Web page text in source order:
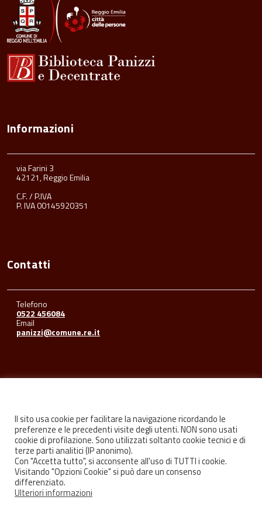
Informazioni
via Farini 3
42121, Reggio Emilia
C.F. / P.IVA
P. IVA 00145920351
Contatti
Telefono
0522 456084
Email
panizzi@comune.re.it
FacebookYoutubeInstagram
Il sito usa cookie per facilitare la navigazione ricordando le
preferenze e le precedenti visite degli utenti. NON sono usati
cookie di profilazione. Sono utilizzati soltanto cookie tecnici e di
terze parti analitici (IP anonimo).
Con "Accetta tutto", si acconsente all'uso di TUTTI i cookie.
Visitando "Opzioni Cookie" si può dare un consenso
differenziato.
Ulteriori informazioni